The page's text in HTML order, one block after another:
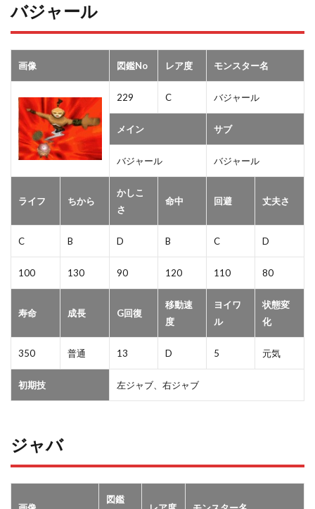
バジャール
画像 図鑑No レア度 モンスター名
229 C バジャール
メイン サブ
バジャール バジャール
ライフ ちから
かしこ
さ
命中 回避 丈夫さ
C B D B C D
100 130 90 120 110 80
寿命 成長 G回復
移動速
度
ヨイワ
ル
状態変
化
350 普通 13 D 5 元気
初期技 左ジャブ、右ジャブ
ジャバ
図鑑